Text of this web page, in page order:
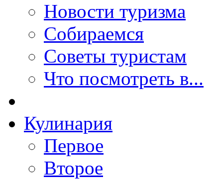
Новости туризма
Собираемся
Советы туристам
Что посмотреть в...
Кулинария
Первое
Второе